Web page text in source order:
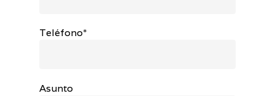
Teléfono*
Asunto